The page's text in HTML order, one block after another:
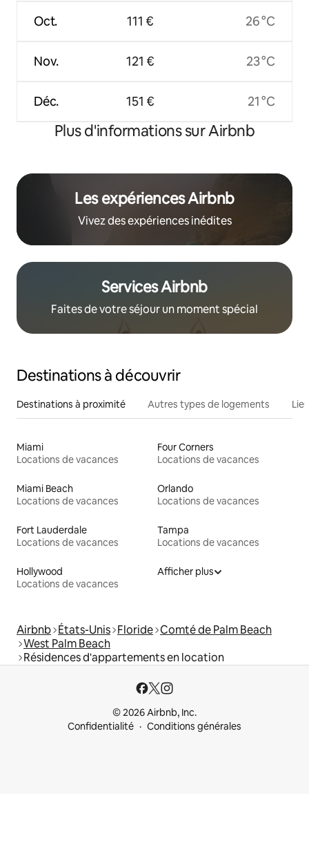
Oct.
Nov.
Déc.
111 €
121 €
151 €
26 °C
23 °C
21 °C
Plus d'informations sur Airbnb
Les expériences Airbnb
Vivez des expériences inédites
Services Airbnb
Faites de votre séjour un moment spécial
Destinations à découvrir
Destinations à proximité Autres types de logements
Miami
Locations de vacances
Four Corners
Locations de vacances
Miami Beach
Locations de vacances
Orlando
Locations de vacances
Fort Lauderdale
Locations de vacances
Tampa
Locations de vacances
Hollywood
Locations de vacances
Afficher plus
Airbnb États-Unis Floride Comté de Palm Beach
West Palm Beach
Résidences d'appartements en location
© 2026 Airbnb, Inc.
Confidentialité
Conditions générales